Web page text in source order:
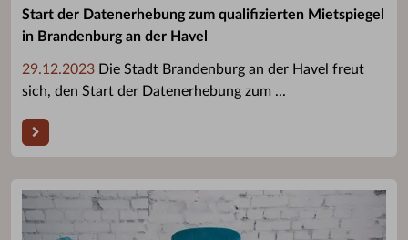
Start der Datenerhebung zum qualifizierten Mietspiegel
in Brandenburg an der Havel
29.12.2023 Die Stadt Brandenburg an der Havel freut
sich, den Start der Datenerhebung zum ...